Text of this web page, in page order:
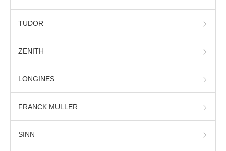
TUDOR
ZENITH
LONGINES
FRANCK MULLER
SINN